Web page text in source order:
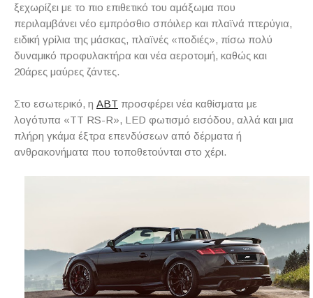
ξεχωρίζει με το πιο επιθετικό του αμάξωμα που
περιλαμβάνει νέο εμπρόσθιο σπόιλερ και πλαϊνά πτερύγια,
ειδική γρίλια της μάσκας, πλαϊνές «ποδιές», πίσω πολύ
δυναμικό προφυλακτήρα και νέα αεροτομή, καθώς και
20άρες μαύρες ζάντες.
Στο εσωτερικό, η ΑΒΤ προσφέρει νέα καθίσματα με
λογότυπα «TT RS-R», LED φωτισμό εισόδου, αλλά και μια
πλήρη γκάμα έξτρα επενδύσεων από δέρματα ή
ανθρακονήματα που τοποθετούνται στο χέρι.